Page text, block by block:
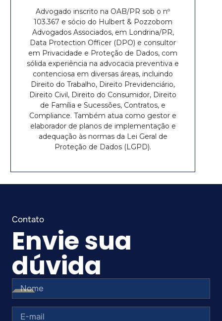
Advogado inscrito na OAB/PR sob o nº
103.367 e sócio do Hulbert & Pozzobom
Advogados Associados, em Londrina/PR,
Data Protection Officer (DPO) e consultor
em Privacidade e Proteção de Dados, com
sólida experiência na advocacia preventiva e
contenciosa em diversas áreas, incluindo
Direito do Trabalho, Direito Previdenciário,
Direito Civil, Direito do Consumidor, Direito
de Família e Sucessões, Contratos, e
Compliance. Também atua como gestor e
elaborador de planos de implementação e
adequação às normas da Lei Geral de
Proteção de Dados (LGPD).
Envie sua
dúvida